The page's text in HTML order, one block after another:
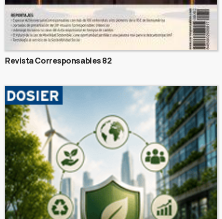
Revista Corresponsables 82